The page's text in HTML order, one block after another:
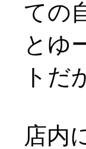
ての
とゆ
トだ
店内